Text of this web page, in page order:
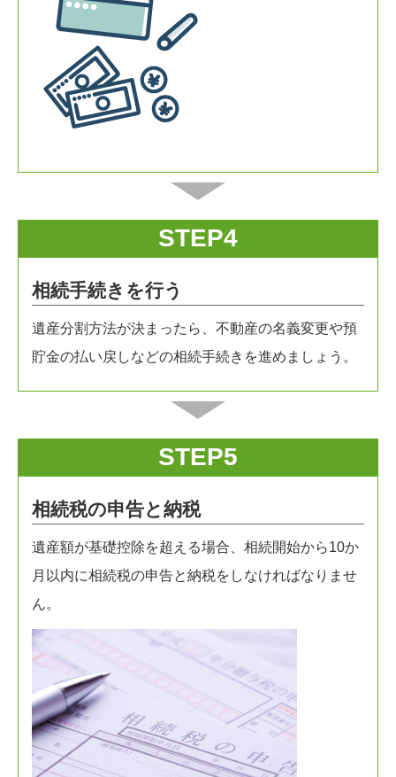
STEP4
相続手続きを行う
遺産分割方法が決まったら、不動産の名義変更や預
貯金の払い戻しなどの相続手続きを進めましょう。
STEP5
相続税の申告と納税
遺産額が基礎控除を超える場合、相続開始から10か
月以内に相続税の申告と納税をしなければなりませ
ん。